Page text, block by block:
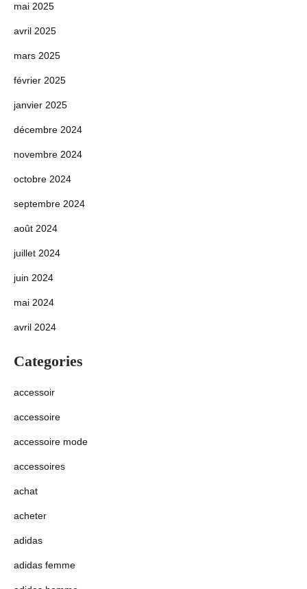
mai 2025
avril 2025
mars 2025
février 2025
janvier 2025
décembre 2024
novembre 2024
octobre 2024
septembre 2024
août 2024
juillet 2024
juin 2024
mai 2024
avril 2024
Categories
accessoir
accessoire
accessoire mode
accessoires
achat
acheter
adidas
adidas femme